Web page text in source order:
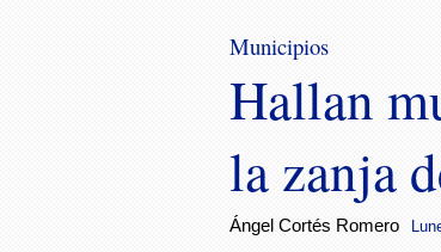
Municipios
Hallan
la zanja
Ángel Cortés Romero